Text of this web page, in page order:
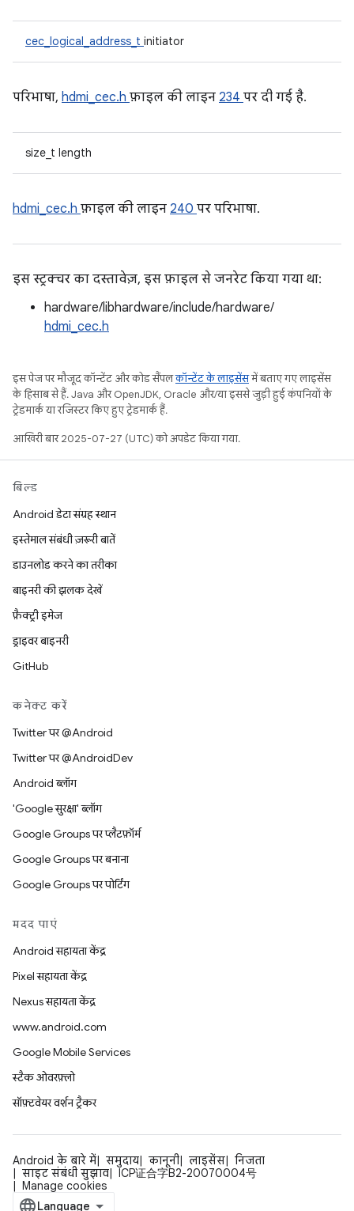
cec_logical_address_t initiator
परिभाषा, hdmi_cec.h फ़ाइल की लाइन 234 पर दी गई है.
size_t length
hdmi_cec.h फ़ाइल की लाइन 240 पर परिभाषा.
इस स्ट्रक्चर का दस्तावेज़, इस फ़ाइल से जनरेट किया गया था:
hardware/libhardware/include/hardware/
hdmi_cec.h
इस पेज पर मौजूद कॉन्टेंट और कोड सैंपलकॉन्टेंट के लाइसेंसमें बताए गए लाइसेंस
के हिसाब से हैं. Java और OpenJDK, Oracle और/या इससे जुड़ी हुई कंपनियों के
ट्रेडमार्क या रजिस्टर किए हुए ट्रेडमार्क हैं.
आखिरी बार 2025-07-27 (UTC) को अपडेट किया गया.
बिल्ड
Android डेटा संग्रह स्थान
इस्तेमाल संबंधी ज़रूरी बातें
डाउनलोड करने का तरीका
बाइनरी की झलक देखें
फ़ैक्ट्री इमेज
ड्राइवर बाइनरी
GitHub
कनेक्ट करें
Twitter पर @Android
Twitter पर @AndroidDev
Android ब्लॉग
'Google सुरक्षा' ब्लॉग
Google Groups पर प्लैटफ़ॉर्म
Google Groups पर बनाना
Google Groups पर पोर्टिंग
मदद पाएं
Android सहायता केंद्र
Pixel सहायता केंद्र
Nexus सहायता केंद्र
www.android.com
Google Mobile Services
स्टैक ओवरफ़्लो
सॉफ़्टवेयर वर्शन ट्रैकर
Android के बारे में समुदाय कानूनी लाइसेंस
निजता
साइट संबंधी सुझाव
ICP证合字B2-20070004号
Manage cookies